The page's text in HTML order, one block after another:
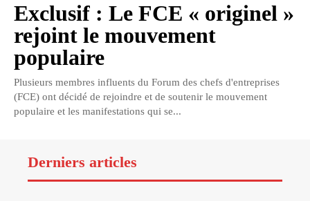
Exclusif : Le FCE « originel »
rejoint le mouvement
populaire
Plusieurs membres influents du Forum des chefs d'entreprises
(FCE) ont décidé de rejoindre et de soutenir le mouvement
populaire et les manifestations qui se...
Derniers articles